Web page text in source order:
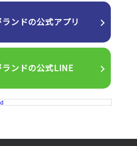
ランドの公式アプリ
ランドの公式LINE